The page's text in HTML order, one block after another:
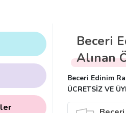
Beceri
Alınan
Beceri Edinim
ÜCRETSİZ VE